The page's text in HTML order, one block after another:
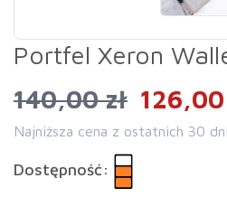
Portfel Xeron
140,00 zł 126,00
Najniższa cena z ostatnich 30
Dostępność: